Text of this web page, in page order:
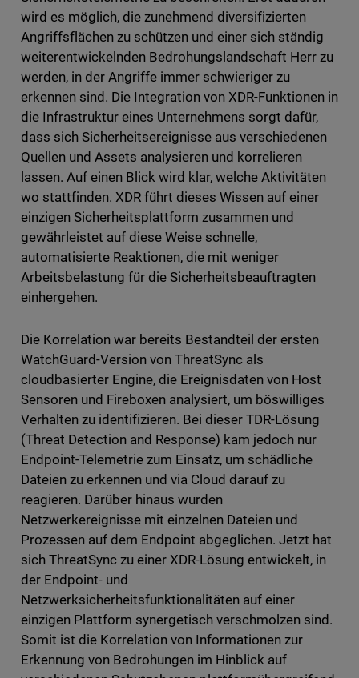
wird es möglich, die zunehmend diversifizierten
Angriffsflächen zu schützen und einer sich ständig
weiterentwickelnden Bedrohungslandschaft Herr zu
werden, in der Angriffe immer schwieriger zu
erkennen sind. Die Integration von XDR-Funktionen in
die Infrastruktur eines Unternehmens sorgt dafür,
dass sich Sicherheitsereignisse aus verschiedenen
Quellen und Assets analysieren und korrelieren
lassen. Auf einen Blick wird klar, welche Aktivitäten
wo stattfinden. XDR führt dieses Wissen auf einer
einzigen Sicherheitsplattform zusammen und
gewährleistet auf diese Weise schnelle,
automatisierte Reaktionen, die mit weniger
Arbeitsbelastung für die Sicherheitsbeauftragten
einhergehen.
Die Korrelation war bereits Bestandteil der ersten
WatchGuard-Version von ThreatSync als
cloudbasierter Engine, die Ereignisdaten von Host
Sensoren und Fireboxen analysiert, um böswilliges
Verhalten zu identifizieren. Bei dieser TDR-Lösung
(Threat Detection and Response) kam jedoch nur
Endpoint-Telemetrie zum Einsatz, um schädliche
Dateien zu erkennen und via Cloud darauf zu
reagieren. Darüber hinaus wurden
Netzwerkereignisse mit einzelnen Dateien und
Prozessen auf dem Endpoint abgeglichen. Jetzt hat
sich ThreatSync zu einer XDR-Lösung entwickelt, in
der Endpoint- und
Netzwerksicherheitsfunktionalitäten auf einer
einzigen Plattform synergetisch verschmolzen sind.
Somit ist die Korrelation von Informationen zur
Erkennung von Bedrohungen im Hinblick auf